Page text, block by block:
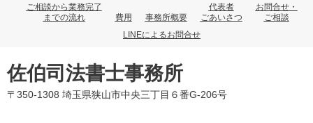
ご相談から業務完了
までの流れ
費用 事務所概要
代表者
ごあいさつ
お問合せ・
ご相談
LINEによるお問合せ
佐伯司法書士事務所
〒350-1308 埼玉県狭山市中央三丁目６番G-206号